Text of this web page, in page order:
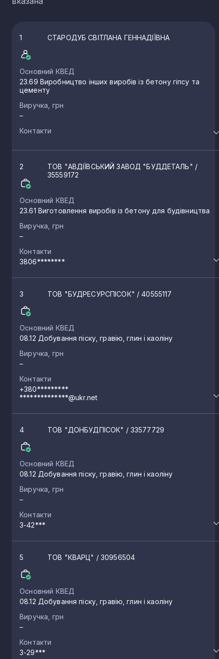
1 СТАРОДУБ СВІТЛАНА ГЕННАДІЇВНА
Основний КВЕД
23.69 Виробництво інших виробів із бетону гіпсу та
цементу
Виручка, грн
–
Контакти
2 ТОВ "АВДІЇВСЬКИЙ ЗАВОД "БУДДЕТАЛЬ" /
35559172
Основний КВЕД
23.61 Виготовлення виробів із бетону для будівництва
Виручка, грн
–
Контакти
3806********
3 ТОВ "БУДРЕСУРСПІСОК" / 40555117
Основний КВЕД
08.12 Добування піску, гравію, глин і каоліну
Виручка, грн
–
Контакти
+380*********
**************@ukr.net
4 ТОВ "ДОНБУДПІСОК" / 33577729
Основний КВЕД
08.12 Добування піску, гравію, глин і каоліну
Виручка, грн
–
Контакти
3-42***
5 ТОВ "КВАРЦ" / 30956504
Основний КВЕД
08.12 Добування піску, гравію, глин і каоліну
Виручка, грн
–
Контакти
3-29***